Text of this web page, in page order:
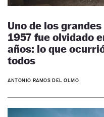
Uno de los
1957 fue olvidado
años: lo que
todos
ANTONIO RAMOS DEL OLMO